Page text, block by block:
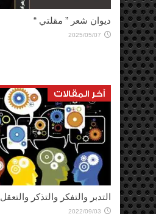
ديوان شعر ” مقلتي “
2025/05/07
آخر المقالات
كلمتي بمناسبة اليوم الوطني 95 ، 2025
2025/10/04